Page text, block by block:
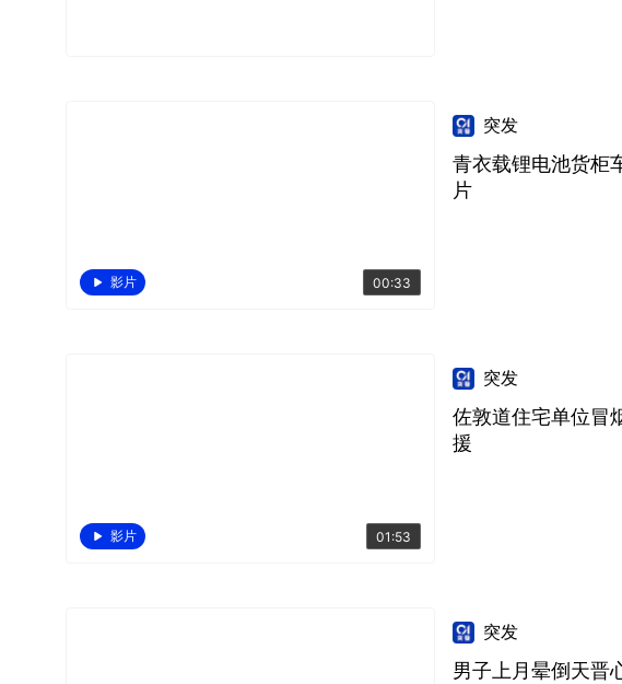
影片 00:33
突发
青衣载锂电池货
片
影片 01:53
突发
佐敦道住宅单位
援
突发
男子上月晕倒天